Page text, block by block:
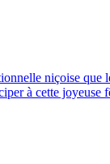
niçoise que
à cette